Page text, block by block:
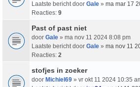
Laatste bericht door Gale » ma mar 17
Reacties: 9
Past of past niet
door Gale » ma nov 11 2024 8:08 pm
Laatste bericht door Gale » ma nov 11
Reacties: 2
stofjes in zoeker
door Michiel69 » vr okt 11 2024 10:35